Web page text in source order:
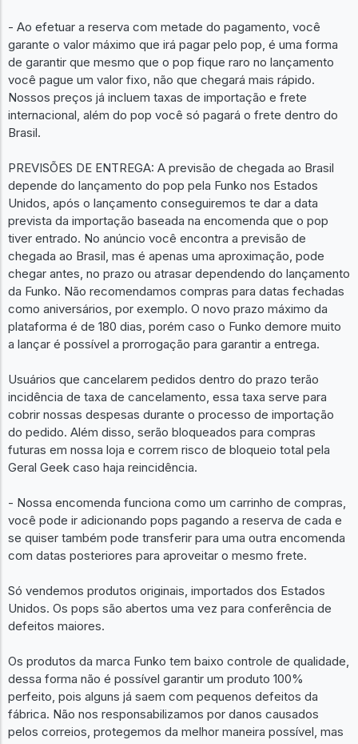
- Ao efetuar a reserva com metade do pagamento, você
garante o valor máximo que irá pagar pelo pop, é uma forma
de garantir que mesmo que o pop fique raro no lançamento
você pague um valor fixo, não que chegará mais rápido.
Nossos preços já incluem taxas de importação e frete
internacional, além do pop você só pagará o frete dentro do
Brasil.
PREVISÕES DE ENTREGA: A previsão de chegada ao Brasil
depende do lançamento do pop pela Funko nos Estados
Unidos, após o lançamento conseguiremos te dar a data
prevista da importação baseada na encomenda que o pop
tiver entrado. No anúncio você encontra a previsão de
chegada ao Brasil, mas é apenas uma aproximação, pode
chegar antes, no prazo ou atrasar dependendo do lançamento
da Funko. Não recomendamos compras para datas fechadas
como aniversários, por exemplo. O novo prazo máximo da
plataforma é de 180 dias, porém caso o Funko demore muito
a lançar é possível a prorrogação para garantir a entrega.
Usuários que cancelarem pedidos dentro do prazo terão
incidência de taxa de cancelamento, essa taxa serve para
cobrir nossas despesas durante o processo de importação
do pedido. Além disso, serão bloqueados para compras
futuras em nossa loja e correm risco de bloqueio total pela
Geral Geek caso haja reincidência.
- Nossa encomenda funciona como um carrinho de compras,
você pode ir adicionando pops pagando a reserva de cada e
se quiser também pode transferir para uma outra encomenda
com datas posteriores para aproveitar o mesmo frete.
Só vendemos produtos originais, importados dos Estados
Unidos. Os pops são abertos uma vez para conferência de
defeitos maiores.
Os produtos da marca Funko tem baixo controle de qualidade,
dessa forma não é possível garantir um produto 100%
perfeito, pois alguns já saem com pequenos defeitos da
fábrica. Não nos responsabilizamos por danos causados
pelos correios, protegemos da melhor maneira possível, mas